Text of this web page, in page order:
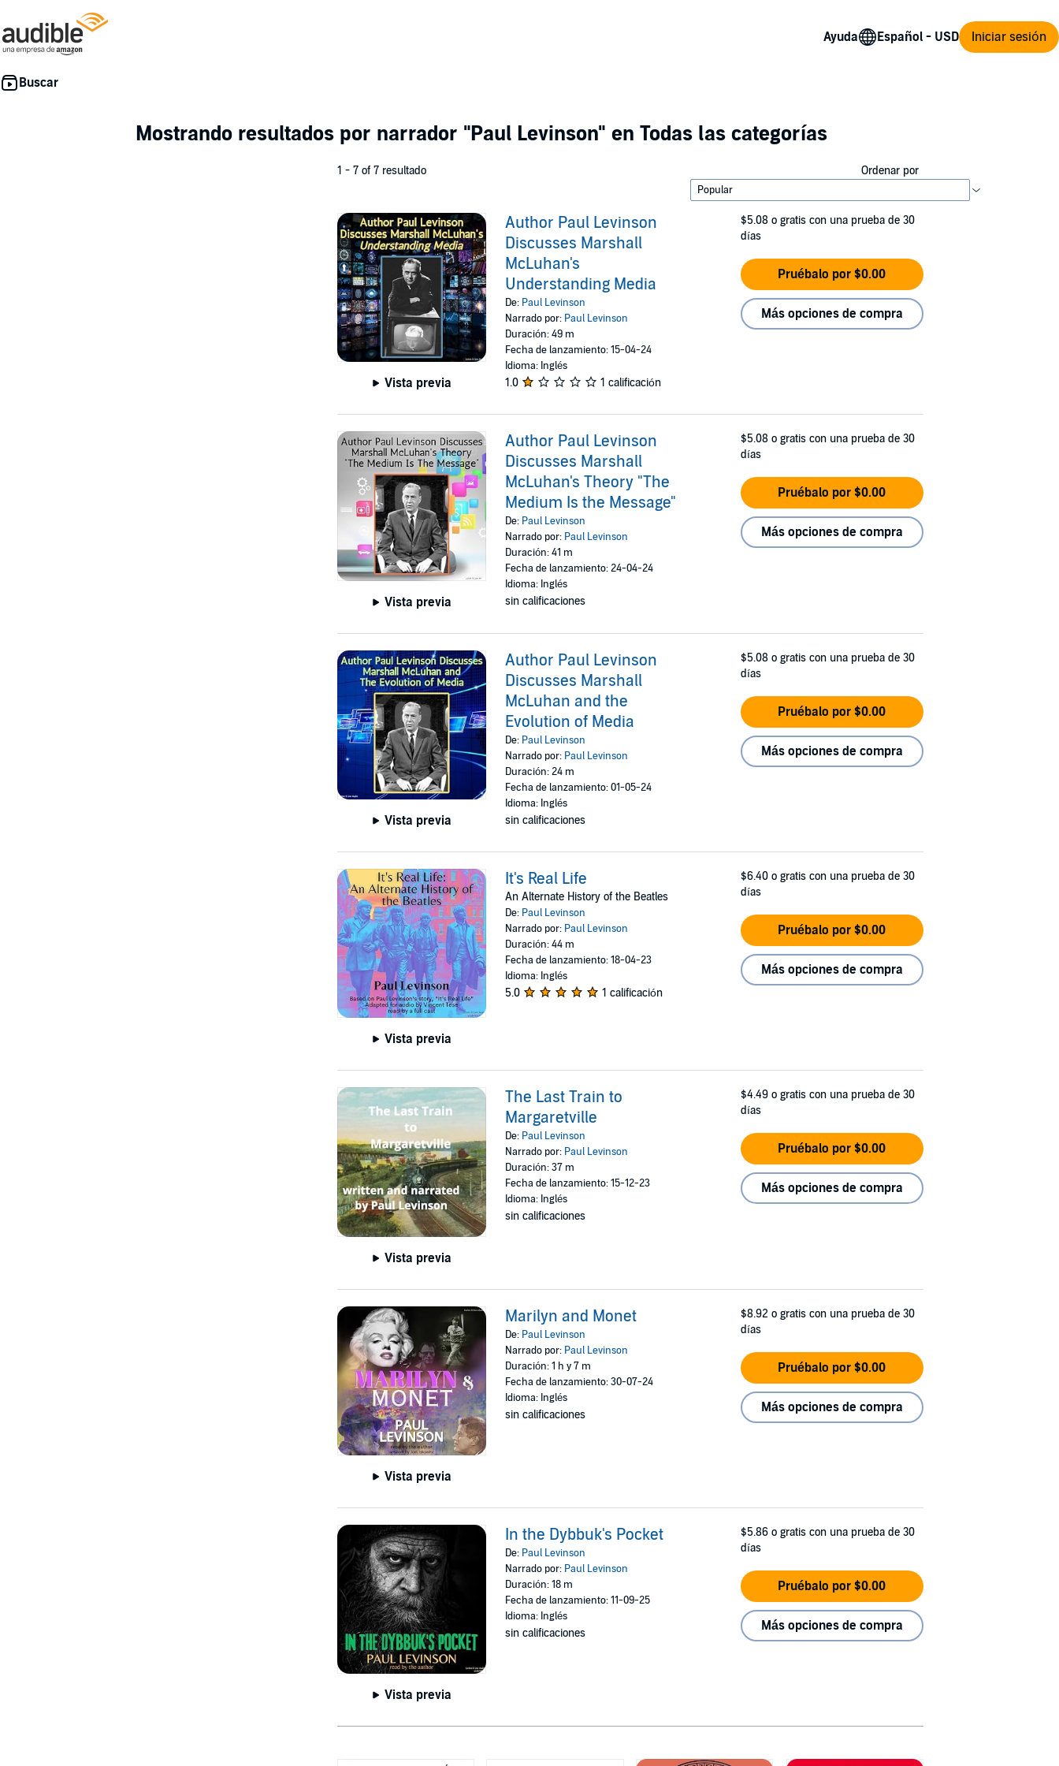
Ayuda Iniciar sesión
Mostrando resultados por narrador "Paul Levinson" en Todas las categorías
1 - 7 of 7 resultado Ordenar por
Vista previa
Author Paul Levinson
Discusses Marshall
McLuhan's
Understanding Media
De: Paul Levinson
Narrado por: Paul Levinson
Duración: 49 m
Fecha de lanzamiento: 15-04-24
Idioma: Inglés
1.0 1 calificación
$5.08 o gratis con una prueba de 30
días
Pruébalo por $0.00
Más opciones de compra
Vista previa
Author Paul Levinson
Discusses Marshall
McLuhan's Theory "The
Medium Is the Message"
De: Paul Levinson
Narrado por: Paul Levinson
Duración: 41 m
Fecha de lanzamiento: 24-04-24
Idioma: Inglés
sin calificaciones
$5.08 o gratis con una prueba de 30
días
Pruébalo por $0.00
Más opciones de compra
Vista previa
Author Paul Levinson
Discusses Marshall
McLuhan and the
Evolution of Media
De: Paul Levinson
Narrado por: Paul Levinson
Duración: 24 m
Fecha de lanzamiento: 01-05-24
Idioma: Inglés
sin calificaciones
$5.08 o gratis con una prueba de 30
días
Pruébalo por $0.00
Más opciones de compra
Vista previa
It's Real Life
An Alternate History of the Beatles
De: Paul Levinson
Narrado por: Paul Levinson
Duración: 44 m
Fecha de lanzamiento: 18-04-23
Idioma: Inglés
5.0 1 calificación
$6.40 o gratis con una prueba de 30
días
Pruébalo por $0.00
Más opciones de compra
Vista previa
The Last Train to
Margaretville
De: Paul Levinson
Narrado por: Paul Levinson
Duración: 37 m
Fecha de lanzamiento: 15-12-23
Idioma: Inglés
sin calificaciones
$4.49 o gratis con una prueba de 30
días
Pruébalo por $0.00
Más opciones de compra
Vista previa
Marilyn and Monet
De: Paul Levinson
Narrado por: Paul Levinson
Duración: 1 h y 7 m
Fecha de lanzamiento: 30-07-24
Idioma: Inglés
sin calificaciones
$8.92 o gratis con una prueba de 30
días
Pruébalo por $0.00
Más opciones de compra
Vista previa
In the Dybbuk's Pocket
De: Paul Levinson
Narrado por: Paul Levinson
Duración: 18 m
Fecha de lanzamiento: 11-09-25
Idioma: Inglés
sin calificaciones
$5.86 o gratis con una prueba de 30
días
Pruébalo por $0.00
Más opciones de compra